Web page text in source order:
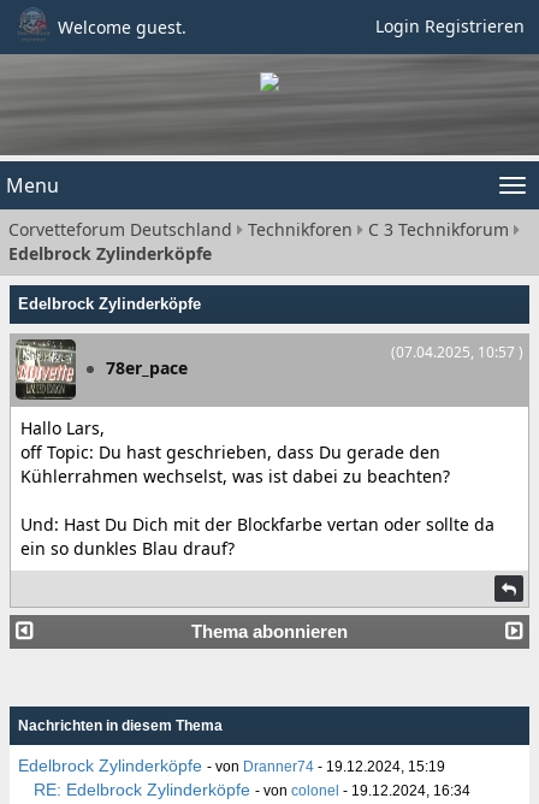
Welcome guest. Login Registrieren
Menu
Corvetteforum Deutschland Technikforen
C 3 Technikforum
Edelbrock Zylinderköpfe
Edelbrock Zylinderköpfe
(07.04.2025, 10:57 )
78er_pace
Hallo Lars,
off Topic: Du hast geschrieben, dass Du gerade den
Kühlerrahmen wechselst, was ist dabei zu beachten?
Und: Hast Du Dich mit der Blockfarbe vertan oder sollte da
ein so dunkles Blau drauf?
Thema abonnieren
Nachrichten in diesem Thema
Edelbrock Zylinderköpfe - von Dranner74 - 19.12.2024, 15:19
RE: Edelbrock Zylinderköpfe - von colonel - 19.12.2024, 16:34